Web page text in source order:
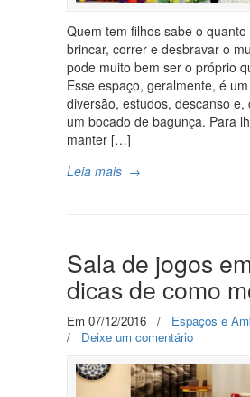
Quem tem filhos sabe o
brincar, correr e desbravar o
pode muito bem ser o próprio
Esse espaço, geralmente, é
diversão, estudos, descanso e,
um bocado de bagunça. Para
manter […]
Leia mais →
Sala de jogos
dicas de como
Em 07/12/2016 /
Espaços e
/ Deixe um comentário